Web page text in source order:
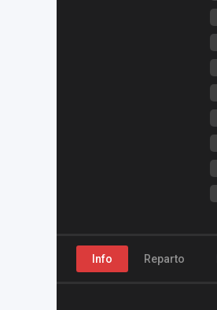
Info Reparto